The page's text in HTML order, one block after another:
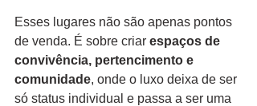
Esses lugares não são apenas pontos
de venda. É sobre criar espaços de
convivência, pertencimento e
comunidade, onde o luxo deixa de ser
só status individual e passa a ser uma